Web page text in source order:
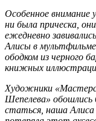
Особенное внимание
ни была прическа,
ежедневно
Алисы в
ободком из черного
книжных
Художники
Шепелева»
статься, наша Алиса